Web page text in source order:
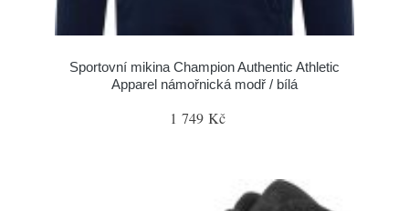
Sportovní mikina Champion Authentic Athletic
Apparel námořnická modř / bílá
1 749 Kč